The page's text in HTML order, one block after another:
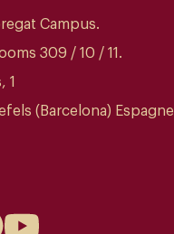
Campus.
309 / 10 / 11.
1
(Barcelona) Espagne